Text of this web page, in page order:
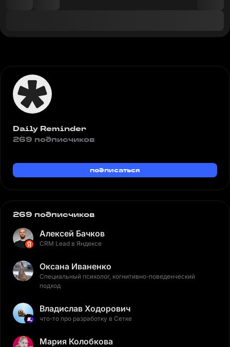
Daily Reminder
269 подписчиков
подписаться
269 подписчиков
Алексей Бачков
CRM Lead в Яндексе
Оксана Иваненко
Специальный психолог, когнитивно-поведенческий
подход
Владислав Ходорович
что-то про разработку в Сетке
Мария Колобкова